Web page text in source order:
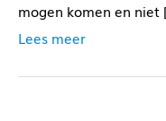
mogen komen en niet
Lees meer